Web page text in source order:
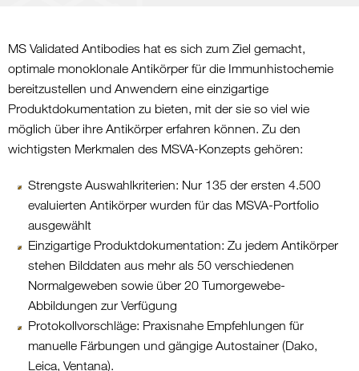
MS Validated Antibodies hat es sich zum Ziel gemacht,
optimale monoklonale Antikörper für die Immunhistochemie
bereitzustellen und Anwendern eine einzigartige
Produktdokumentation zu bieten, mit der sie so viel wie
möglich über ihre Antikörper erfahren können. Zu den
wichtigsten Merkmalen des MSVA-Konzepts gehören:
Strengste Auswahlkriterien: Nur 135 der ersten 4.500
evaluierten Antikörper wurden für das MSVA-Portfolio
ausgewählt
Einzigartige Produktdokumentation: Zu jedem Antikörper
stehen Bilddaten aus mehr als 50 verschiedenen
Normalgeweben sowie über 20 Tumorgewebe-
Abbildungen zur Verfügung
Protokollvorschläge: Praxisnahe Empfehlungen für
manuelle Färbungen und gängige Autostainer (Dako,
Leica, Ventana).